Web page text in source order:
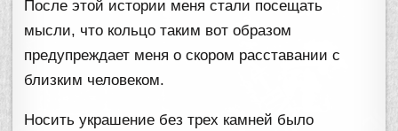
После этой истории меня стали посещать
мысли, что кольцо таким вот образом
предупреждает меня о скором расставании с
близким человеком.
Носить украшение без трех камней было